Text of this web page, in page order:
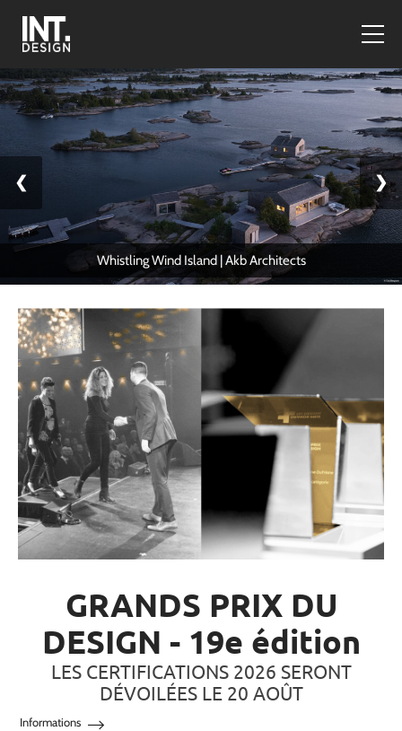
Whistling Wind Island | Akb Architects
❮ ❯
GRANDS PRIX DU
DESIGN - 19e édition
LES CERTIFICATIONS 2026 SERONT
DÉVOILÉES LE 20 AOÛT
Informations